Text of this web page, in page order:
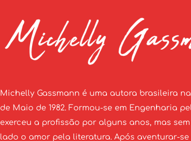
Michelly Gassmann é uma autora brasileira
de Maio de 1982. Formou-se em Engenharia
exerceu a profissão por alguns anos, mas
lado o amor pela literatura. Após aventurar-se